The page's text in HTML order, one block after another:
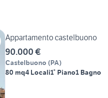
Appartamento castelbuono
90.000 €
Castelbuono (PA)
80 mq4 Locali1° Piano1 Bagno